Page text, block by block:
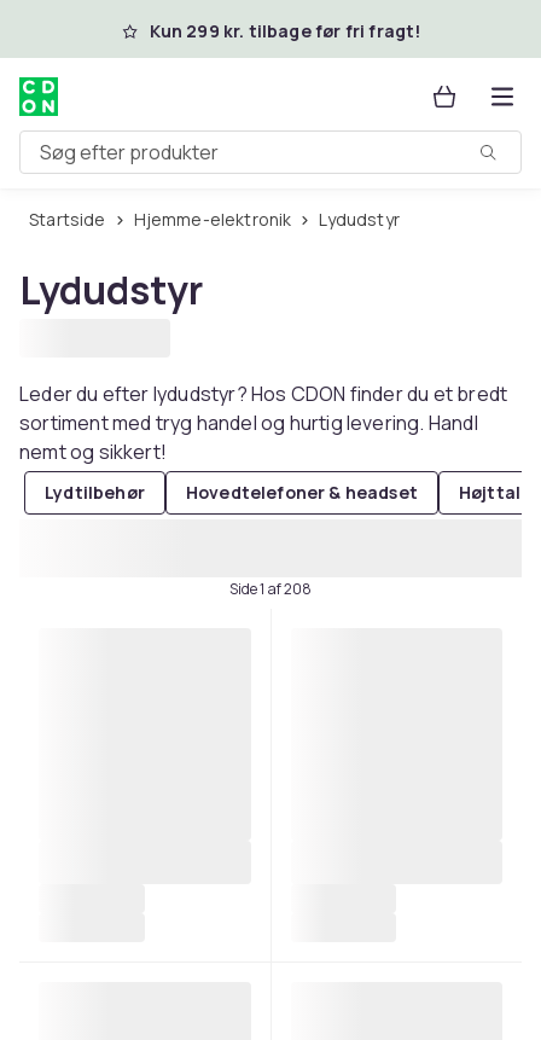
Spring til hovedindhold
Kun 299 kr. tilbage før fri fragt!
Søg efter produkter
Startside Hjemme-elektronik Lydudstyr
Lydudstyr
Leder du efter lydudstyr? Hos CDON finder du et bredt
sortiment med tryg handel og hurtig levering. Handl
nemt og sikkert!
Lydtilbehør Hovedtelefoner & headset
Side 1 af 208